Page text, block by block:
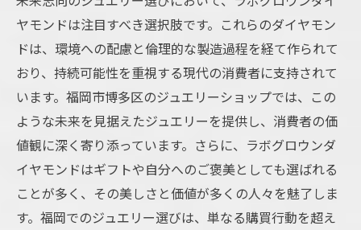
ヤモンドは注目すべき選択肢です。これらのダイヤモン
ドは、環境への配慮と倫理的な製造過程を経て作られて
おり、持続可能性を重視する現代の消費者に支持されて
います。福岡市博多区のジュエリーショップでは、この
ような未来を見据えたジュエリーを提供し、消費者の価
値観に深く寄り添っています。さらに、ラボグロウンダ
イヤモンドはギフトや自分へのご褒美としても選ばれる
ことが多く、その美しさと価値が多くの人々を魅了しま
す。福岡でのジュエリー選びは、単なる購買行動を超え